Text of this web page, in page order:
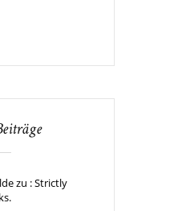
zu : Strictly